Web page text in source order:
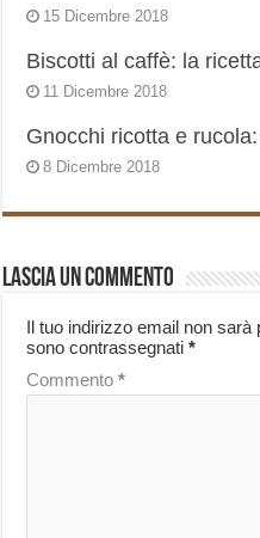
15 Dicembre 2018
Biscotti al caffè: la
11 Dicembre 2018
Gnocchi ricotta e
8 Dicembre 2018
Lascia un commento
Il tuo indirizzo email non sarà
sono contrassegnati*
Commento*